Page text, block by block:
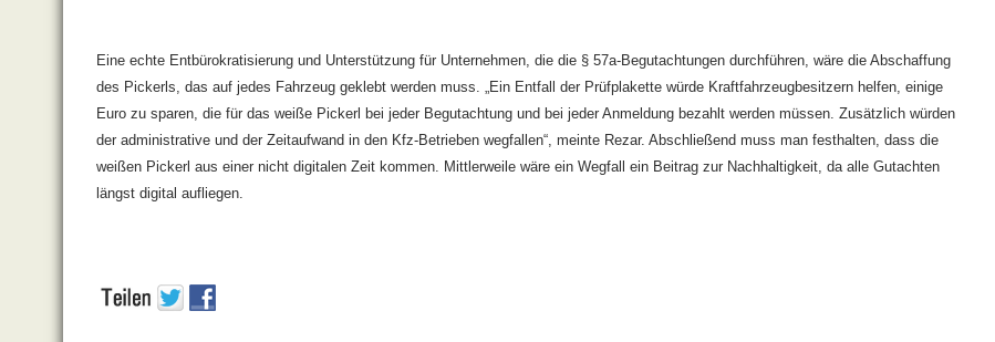
Eine echte Entbürokratisierung und Unterstützung für Unternehmen, die die § 57a-Begutachtungen durchführen, wäre die Abschaffung
des Pickerls, das auf jedes Fahrzeug geklebt werden muss. „Ein Entfall der Prüfplakette würde Kraftfahrzeugbesitzern helfen, einige
Euro zu sparen, die für das weiße Pickerl bei jeder Begutachtung und bei jeder Anmeldung bezahlt werden müssen. Zusätzlich würden
der administrative und der Zeitaufwand in den Kfz-Betrieben wegfallen“, meinte Rezar. Abschließend muss man festhalten, dass die
weißen Pickerl aus einer nicht digitalen Zeit kommen. Mittlerweile wäre ein Wegfall ein Beitrag zur Nachhaltigkeit, da alle Gutachten
längst digital aufliegen.